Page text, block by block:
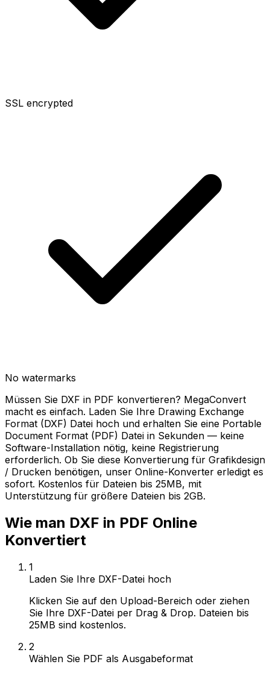
SSL encrypted
No watermarks
Müssen Sie DXF in PDF konvertieren? MegaConvert
macht es einfach. Laden Sie Ihre Drawing Exchange
Format (DXF) Datei hoch und erhalten Sie eine Portable
Document Format (PDF) Datei in Sekunden — keine
Software-Installation nötig, keine Registrierung
erforderlich. Ob Sie diese Konvertierung für Grafikdesign
/ Drucken benötigen, unser Online-Konverter erledigt es
sofort. Kostenlos für Dateien bis 25MB, mit
Unterstützung für größere Dateien bis 2GB.
Wie man DXF in PDF Online
Konvertiert
1
Laden Sie Ihre DXF-Datei hoch
Klicken Sie auf den Upload-Bereich oder ziehen
Sie Ihre DXF-Datei per Drag & Drop. Dateien bis
25MB sind kostenlos.
2
Wählen Sie PDF als Ausgabeformat